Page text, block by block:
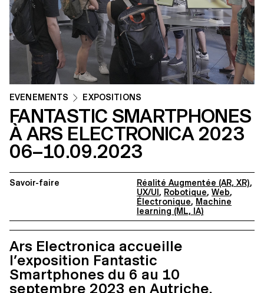
ÉVÉNEMENTS EXPOSITIONS
FANTASTIC SMARTPHONES
À ARS ELECTRONICA 2023
06–10.09.2023
Savoir-faire Réalité Augmentée (AR, XR),
UX/UI, Robotique, Web,
Électronique, Machine
learning (ML, IA)
Ars Electronica accueille
l’exposition Fantastic
Smartphones du 6 au 10
septembre 2023 en Autriche.